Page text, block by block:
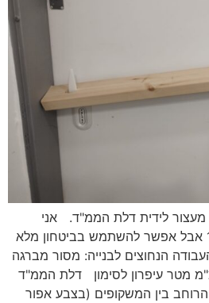
מעצור לידית דלת הממ"ד. אני
השתמשתי בקורת 5 על 10 אבל אפשר להשתמש בביטחון מלא
על 10. כלי העבודה הנחוצים לבנייה: מסור מברגה
בקוטר 25 עד 35 מ"מ מטר עיפרון לסימון דלת הממ"ד
ברוחב 80 ס"מ והרוחב בין המשקופים (בצבע אפור